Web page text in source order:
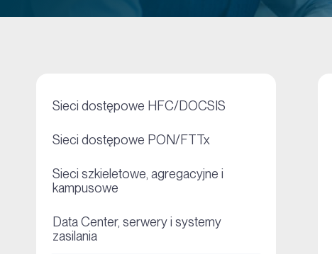
Sieci dostępowe HFC/DOCSIS
Sieci dostępowe PON/FTTx
Sieci szkieletowe, agregacyjne i
kampusowe
Data Center, serwery i systemy
zasilania